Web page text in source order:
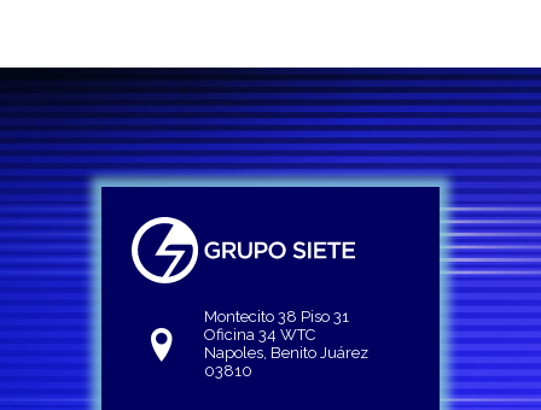
Montecito 38 Piso 31
Oficina 34 WTC
Napoles, Benito Juárez
03810